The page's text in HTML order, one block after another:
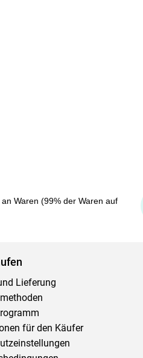
Waren (99% der Waren auf
Lieferung
für den Käufer